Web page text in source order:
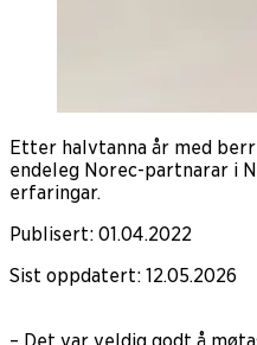
Etter halvtanna år med
endeleg Norec-partnarar i
erfaringar.
Publisert: 01.04.2022
Sist oppdatert: 12.05.2026